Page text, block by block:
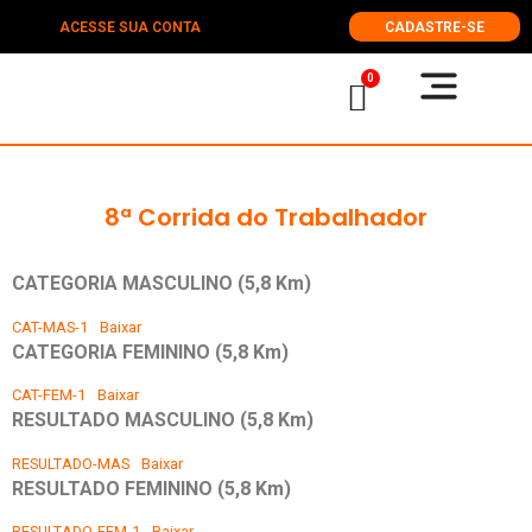
ACESSE SUA CONTA CADASTRE-SE
0
8ª Corrida do Trabalhador
CATEGORIA MASCULINO (5,8 Km)
CAT-MAS-1 Baixar
CATEGORIA FEMININO (5,8 Km)
CAT-FEM-1 Baixar
RESULTADO MASCULINO (5,8 Km)
RESULTADO-MAS Baixar
RESULTADO FEMININO (5,8 Km)